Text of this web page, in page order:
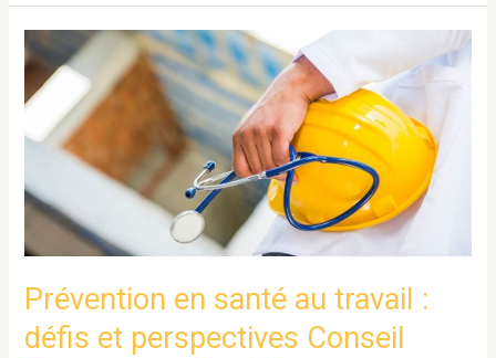
Prévention en santé au travail :
défis et perspectives Conseil
Prévention
en
santé
au
travail
:
défis
et
Conseil
Economique